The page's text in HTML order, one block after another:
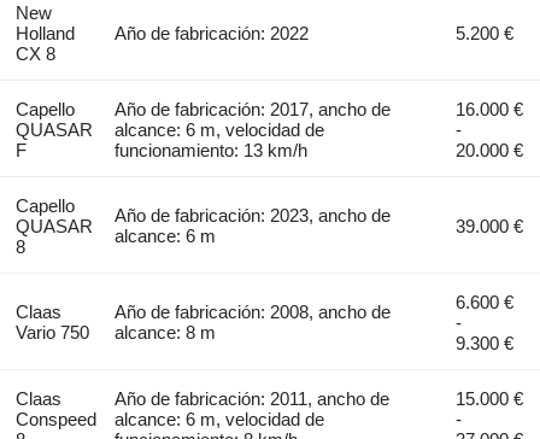
New
Holland
CX 8
Año de fabricación: 2022 5.200 €
Capello
QUASAR
F
Año de fabricación: 2017, ancho de
alcance: 6 m, velocidad de
funcionamiento: 13 km/h
16.000 €
-
20.000 €
Capello
QUASAR
8
Año de fabricación: 2023, ancho de
alcance: 6 m
39.000 €
Claas
Vario 750
Año de fabricación: 2008, ancho de
alcance: 8 m
6.600 €
-
9.300 €
Claas
Conspeed
Año de fabricación: 2011, ancho de
alcance: 6 m, velocidad de
15.000 €
-